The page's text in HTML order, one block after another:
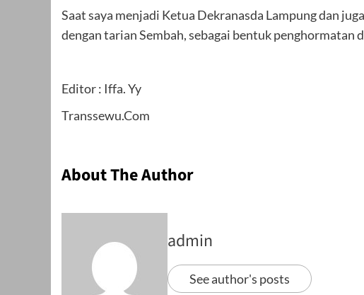
Saat saya menjadi Ketua Dekranasda Lampung dan
dengan tarian Sembah, sebagai bentuk penghormatan
Editor : Iffa. Yy
Transsewu.Com
About The Author
admin
See author's posts